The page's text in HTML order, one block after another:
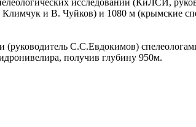
исследований (КиЛСИ,
и В. Чуйков) и 1080 м (крымские
С.С.Евдокимов)
получив глубину 950м.